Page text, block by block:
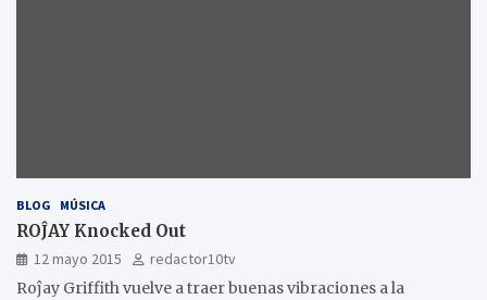
BLOG MÚSICA
ROĴAY Knocked Out
12 mayo 2015
redactor10tv
Roĵay Griffith vuelve a traer buenas vibraciones a la